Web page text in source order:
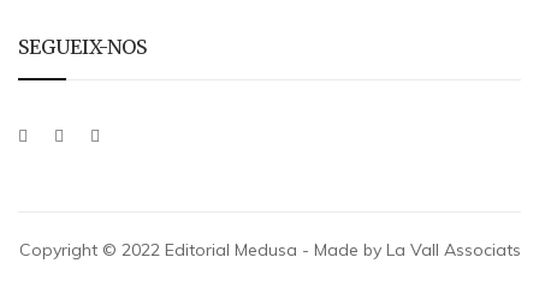
SEGUEIX-NOS
Copyright © 2022 Editorial Medusa - Made by La Vall Associats